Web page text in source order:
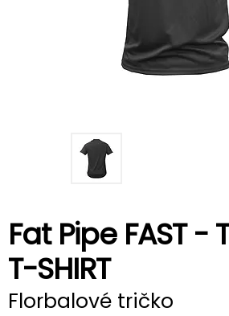
Fat Pipe FAST -
T-SHIRT
Florbalové tričko